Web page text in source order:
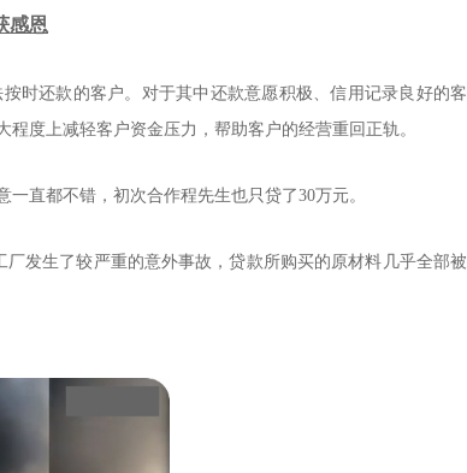
感恩
时还款的客户。对于其中还款意愿积极、信用记录良好的客
度上减轻客户资金压力，帮助客户的经营重回正轨。
直都不错，初次合作程先生也只贷了30万元。
发生了较严重的意外事故，贷款所购买的原材料几乎全部被